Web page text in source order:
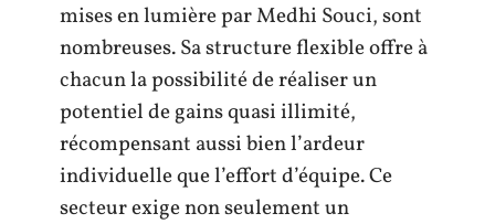
mises en lumière par Medhi Souci, sont
nombreuses. Sa structure flexible offre à
chacun la possibilité de réaliser un
potentiel de gains quasi illimité,
récompensant aussi bien l’ardeur
individuelle que l’effort d’équipe. Ce
secteur exige non seulement un